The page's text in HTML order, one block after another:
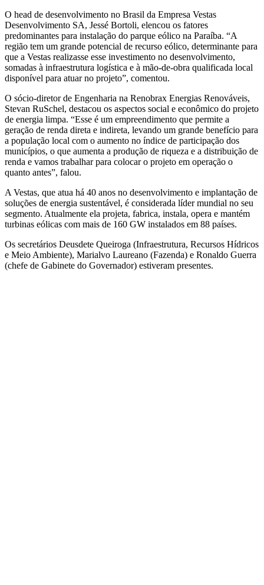
O head de desenvolvimento no Brasil da Empresa Vestas
Desenvolvimento SA, Jessé Bortoli, elencou os fatores
predominantes para instalação do parque eólico na Paraíba. “A
região tem um grande potencial de recurso eólico, determinante para
que a Vestas realizasse esse investimento no desenvolvimento,
somadas à infraestrutura logística e à mão-de-obra qualificada local
disponível para atuar no projeto”, comentou.
O sócio-diretor de Engenharia na Renobrax Energias Renováveis,
Stevan RuSchel, destacou os aspectos social e econômico do projeto
de energia limpa. “Esse é um empreendimento que permite a
geração de renda direta e indireta, levando um grande benefício para
a população local com o aumento no índice de participação dos
municípios, o que aumenta a produção de riqueza e a distribuição de
renda e vamos trabalhar para colocar o projeto em operação o
quanto antes”, falou.
A Vestas, que atua há 40 anos no desenvolvimento e implantação de
soluções de energia sustentável, é considerada líder mundial no seu
segmento. Atualmente ela projeta, fabrica, instala, opera e mantém
turbinas eólicas com mais de 160 GW instalados em 88 países.
Os secretários Deusdete Queiroga (Infraestrutura, Recursos Hídricos
e Meio Ambiente), Marialvo Laureano (Fazenda) e Ronaldo Guerra
(chefe de Gabinete do Governador) estiveram presentes.